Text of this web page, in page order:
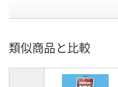
類似商品と比較